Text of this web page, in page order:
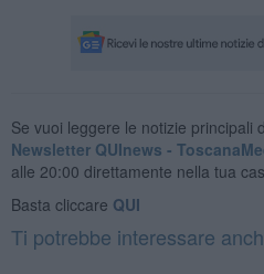
Se vuoi leggere le notizie principali
Newsletter QUInews -
alle 20:00 direttamente nella tua
Basta cliccare QUI
Ti potrebbe interessare